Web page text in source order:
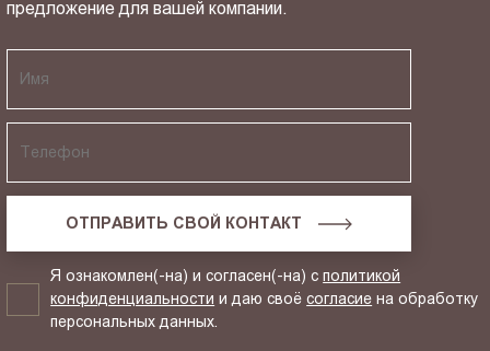
предложение для вашей компании.
ОТПРАВИТЬ СВОЙ КОНТАКТ
Я ознакомлен(-на) и согласен(-на) сполитикой
конфиденциальности и даю своёсогласие на обработку
персональных данных.